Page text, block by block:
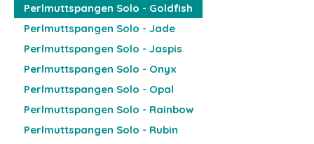
Perlmuttspangen Solo - Goldfish
Perlmuttspangen Solo - Jade
Perlmuttspangen Solo - Jaspis
Perlmuttspangen Solo - Onyx
Perlmuttspangen Solo - Opal
Perlmuttspangen Solo - Rainbow
Perlmuttspangen Solo - Rubin